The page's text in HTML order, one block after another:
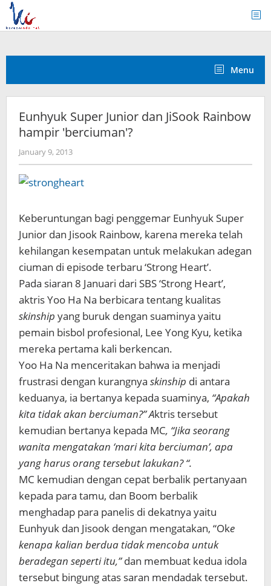
Skip
content
Menu
Eunhyuk Super Junior dan JiSook Rainbow
hampir 'berciuman'?
January 9, 2013by
Koreanindo
Keberuntungan bagi penggemar Eunhyuk Super
Junior dan Jisook Rainbow, karena mereka telah
kehilangan kesempatan untuk melakukan adegan
ciuman di episode terbaru ‘Strong Heart’.
Pada siaran 8 Januari dari SBS ‘Strong Heart’,
aktris Yoo Ha Na berbicara tentang kualitas
skinship yang buruk dengan suaminya yaitu
pemain bisbol profesional, Lee Yong Kyu, ketika
mereka pertama kali berkencan.
Yoo Ha Na menceritakan bahwa ia menjadi
frustrasi dengan kurangnya skinship di antara
keduanya, ia bertanya kepada suaminya, “Apakah
kita tidak akan berciuman?” Aktris tersebut
kemudian bertanya kepada MC, “Jika seorang
wanita mengatakan ‘mari kita berciuman’, apa
yang harus orang tersebut lakukan? “.
MC kemudian dengan cepat berbalik pertanyaan
kepada para tamu, dan Boom berbalik
menghadap para panelis di dekatnya yaitu
Eunhyuk dan Jisook dengan mengatakan, “Oke
kenapa kalian berdua tidak mencoba untuk
beradegan seperti itu,”dan membuat kedua idola
tersebut bingung atas saran mendadak tersebut.